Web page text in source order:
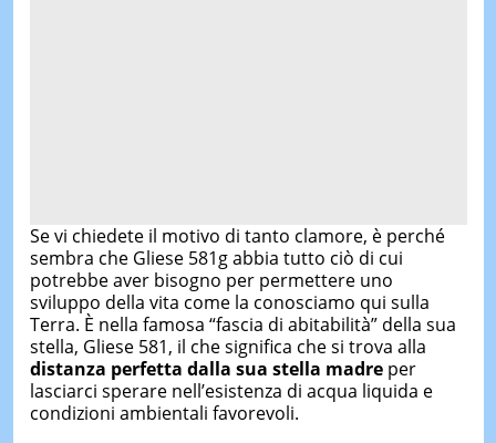
Se vi chiedete il motivo di tanto clamore, è perché
sembra che Gliese 581g abbia tutto ciò di cui
potrebbe aver bisogno per permettere uno
sviluppo della vita come la conosciamo qui sulla
Terra. È nella famosa “fascia di abitabilità” della sua
stella, Gliese 581, il che significa che si trova alla
distanza perfetta dalla sua stella madreper
lasciarci sperare nell’esistenza di acqua liquida e
condizioni ambientali favorevoli.